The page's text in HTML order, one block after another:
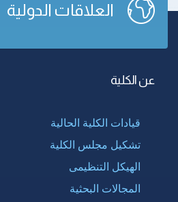
العلاقات الدولية
عن الكلية
قيادات الكلية الحالية
تشكيل مجلس الكلية
الهيكل التنظيمى
المجالات البحثية